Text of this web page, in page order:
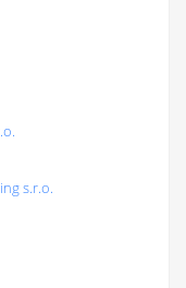
s.r.o.